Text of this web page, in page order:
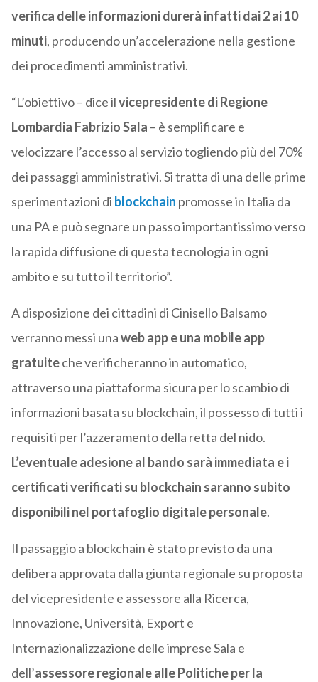
verifica delle informazioni durerà infatti dai 2 ai 10
minuti, producendo un’accelerazione nella gestione
dei procedimenti amministrativi.
“L’obiettivo – dice ilvicepresidente di Regione
Lombardia Fabrizio Sala – è semplificare e
velocizzare l’accesso al servizio togliendo più del 70%
dei passaggi amministrativi. Si tratta di una delle prime
sperimentazioni di blockchain promosse in Italia da
una PA e può segnare un passo importantissimo verso
la rapida diffusione di questa tecnologia in ogni
ambito e su tutto il territorio”.
A disposizione dei cittadini di Cinisello Balsamo
verranno messi unaweb app e una mobile app
gratuiteche verificheranno in automatico,
attraverso una piattaforma sicura per lo scambio di
informazioni basata su blockchain, il possesso di tutti i
requisiti per l’azzeramento della retta del nido.
L’eventuale adesione al bando sarà immediata e i
certificati verificati su blockchain saranno subito
disponibili nel portafoglio digitale personale.
Il passaggio a blockchain è stato previsto da una
delibera approvata dalla giunta regionale su proposta
del vicepresidente e assessore alla Ricerca,
Innovazione, Università, Export e
Internazionalizzazione delle imprese Sala e
dell’assessore regionale alle Politiche per la